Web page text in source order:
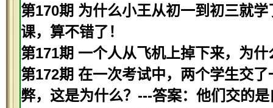
第170期 为什么小王从初一到初三就
课，算不错了！
第171期 一个人从飞机上掉下来，为
第172期 在一次考试中，两个学生交
弊，这是为什么？---答案：他们交的是